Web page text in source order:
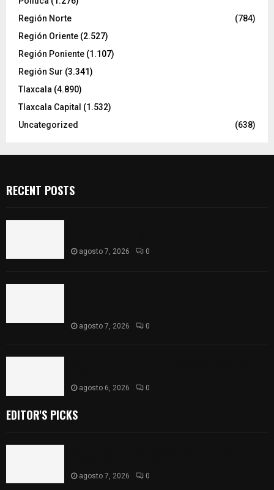
Región Norte
(784)
Región Oriente (2.527)
Región Poniente (1.107)
Región Sur (3.341)
Tlaxcala (4.890)
Tlaxcala Capital (1.532)
Uncategorized
(638)
RECENT POSTS
agosto 7, 2026 0
agosto 7, 2026 0
agosto 6, 2026 0
EDITOR'S PICKS
agosto 7, 2026 0